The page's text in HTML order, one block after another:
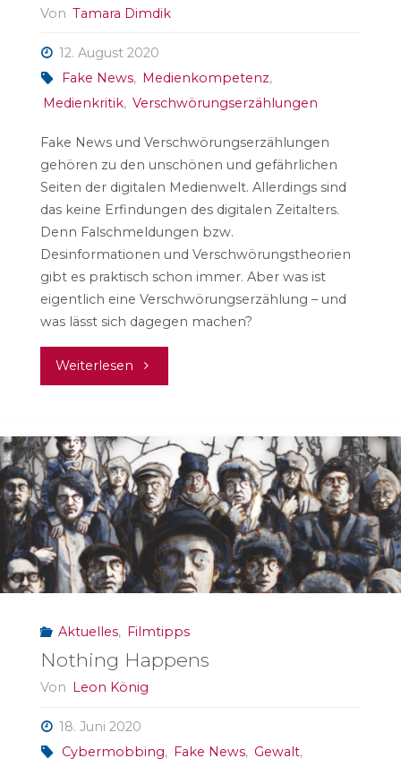
Von Tamara Dimdik
12. August 2020
Fake News, Medienkompetenz,
Medienkritik, Verschwörungserzählungen
Fake News und Verschwörungserzählungen
gehören zu den unschönen und gefährlichen
Seiten der digitalen Medienwelt. Allerdings sind
das keine Erfindungen des digitalen Zeitalters.
Denn Falschmeldungen bzw.
Desinformationen und Verschwörungstheorien
gibt es praktisch schon immer. Aber was ist
eigentlich eine Verschwörungserzählung – und
was lässt sich dagegen machen?
Weiterlesen "Fakes:
und
Desinformation"
Aktuelles, Filmtipps
Nothing Happens
Von Leon König
18. Juni 2020
Cybermobbing, Fake News, Gewalt,